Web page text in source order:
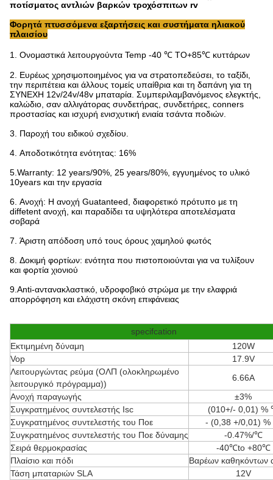
ποτίσματος αντλιών βαρκών τροχόσπιτων rv
Φορητά πτυσσόμενα εξαρτήσεις και συστήματα ηλιακού
πλαισίου
1. Ονομαστικά λειτουργούντα Temp -40 ℃ TO+85℃ κυττάρων
2. Ευρέως χρησιμοποιημένος για να στρατοπεδεύσει, το ταξίδι,
την περιπέτεια και άλλους τομείς υπαίθρια και τη δαπάνη για τη
ΣΥΝΕΧΗ 12v/24v/48v μπαταρία. Συμπεριλαμβανόμενος ελεγκτής,
καλώδιο, σαν αλλιγάτορας συνδετήρας, συνδετήρες, conners
προστασίας και ισχυρή ενισχυτική ενιαία τσάντα ποδιών.
3. Παροχή του ειδικού σχεδίου.
4. Αποδοτικότητα ενότητας: 16%
5.Warranty: 12 years/90%, 25 years/80%, εγγυημένος το υλικό
10years και την εργασία
6. Ανοχή: Η ανοχή Guatanteed, διαφορετικό πρότυπο με τη
diffetent ανοχή, και παραδίδει τα υψηλότερα αποτελέσματα
σοβαρά
7. Άριστη απόδοση υπό τους όρους χαμηλού φωτός
8. Δοκιμή φορτίων: ενότητα που πιστοποιούνται για να τυλίξουν
και φορτία χιονιού
9.Anti-αντανακλαστικό, υδροφοβικό στρώμα με την ελαφριά
απορρόφηση και ελάχιστη σκόνη επιφάνειας
specifcation
Εκτιμημένη δύναμη
120W
Vop
17.9V
Λειτουργώντας ρεύμα (ΟΛΠ (ολοκληρωμένο
λειτουργικό πρόγραμμα))
6.66A
Ανοχή παραγωγής
±3%
Συγκρατημένος συντελεστής Isc
(010+/- 0,01) %
Συγκρατημένος συντελεστής του Ποε
- (0,38 +/0,01)
Συγκρατημένος συντελεστής του Ποε δύναμης
-0.47%/℃
Σειρά θερμοκρασίας
-40℃to +80℃
Πλαίσιο και πόδι
Βαρέων καθηκόντων
Τάση μπαταριών SLA
12V